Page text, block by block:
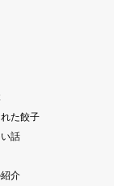
た餃子
話
介